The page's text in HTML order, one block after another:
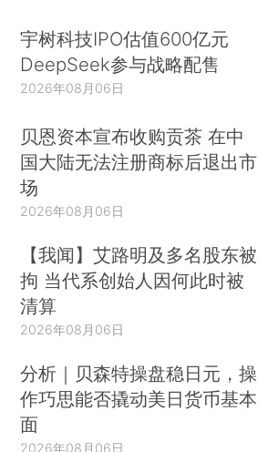
宇树科技IPO估值600亿元
DeepSeek参与战略配售
2026年08月06日
贝恩资本宣布收购贡茶 在中
国大陆无法注册商标后退出市
场
2026年08月06日
【我闻】艾路明及多名股东被
拘 当代系创始人因何此时被
清算
2026年08月06日
分析｜贝森特操盘稳日元，操
作巧思能否撬动美日货币基本
面
2026年08月06日